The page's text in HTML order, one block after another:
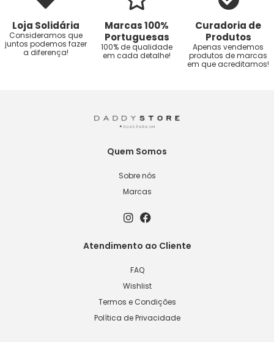
Loja Solidária
Consideramos que
juntos podemos fazer
a diferença!
Marcas 100%
Portuguesas
100% de qualidade
em cada detalhe!
Curadoria de
Produtos
Apenas vendemos
produtos de marcas
em que acreditamos!
Quem Somos
Sobre nós
Marcas
Atendimento ao Cliente
FAQ
Wishlist
Termos e Condições
Política de Privacidade